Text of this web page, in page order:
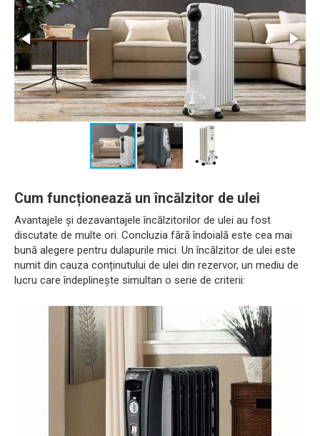
Cum funcționează un încălzitor de ulei
Avantajele și dezavantajele încălzitorilor de ulei au fost
discutate de multe ori. Concluzia fără îndoială este cea mai
bună alegere pentru dulapurile mici. Un încălzitor de ulei este
numit din cauza conținutului de ulei din rezervor, un mediu de
lucru care îndeplinește simultan o serie de criterii: